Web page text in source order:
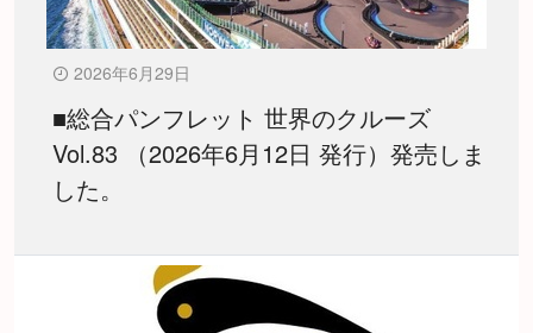
2026年6月29日
■総合パンフレット 世界のクルーズ
Vol.83 （2026年6月12日 発行）発売しま
した。